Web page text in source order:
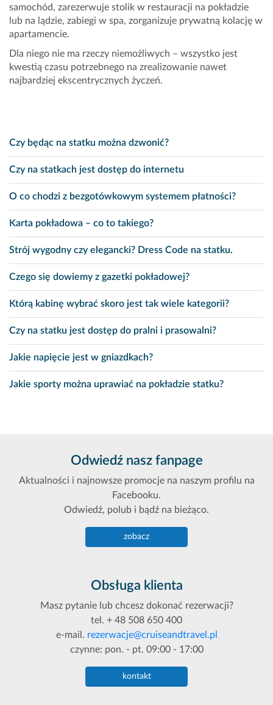
samochód, zarezerwuje stolik w restauracji na pokładzie
lub na lądzie, zabiegi w spa, zorganizuje prywatną kolację w
apartamencie.
Dla niego nie ma rzeczy niemożliwych – wszystko jest
kwestią czasu potrzebnego na zrealizowanie nawet
najbardziej ekscentrycznych życzeń.
Czy będąc na statku można dzwonić?
Czy na statkach jest dostęp do internetu
O co chodzi z bezgotówkowym systemem płatności?
Karta pokładowa – co to takiego?
Strój wygodny czy elegancki? Dress Code na statku.
Czego się dowiemy z gazetki pokładowej?
Którą kabinę wybrać skoro jest tak wiele kategorii?
Czy na statku jest dostęp do pralni i prasowalni?
Jakie napięcie jest w gniazdkach?
Jakie sporty można uprawiać na pokładzie statku?
Odwiedź nasz fanpage
Aktualności i najnowsze promocje na naszym profilu na
Facebooku.
Odwiedź, polub i bądź na bieżąco.
zobacz
Obsługa klienta
Masz pytanie lub chcesz dokonać rezerwacji?
tel. + 48 508 650 400
e-mail. rezerwacje@cruiseandtravel.pl
czynne: pon. - pt. 09:00 - 17:00
kontakt